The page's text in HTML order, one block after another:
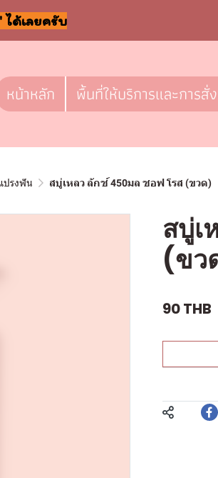
ด้เลยครับ
หน้าหลัก พื้นที่ให้บริการและการสั่
ปรงฟัน สบู่เหลว ลักซ์ 450มล ซอฟ โรส (ขวด)
สบู่เ
(ขว
90 THB